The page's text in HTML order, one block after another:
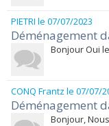
PIETRI le 07/07/2023
Déménagement
Bonjour Oui
CONQ Frantz le 07/07/
Déménagement
Bonjour,